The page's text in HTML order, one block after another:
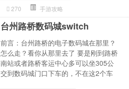
270 手游攻略
台州路桥数码城switch
前言：台州路桥的电子数码城在那里？
怎么走？看你从那里去了 要是刚到路桥
南站或者路桥客运中心多可以坐305公
交到数码城门口下车的，不在这2个车